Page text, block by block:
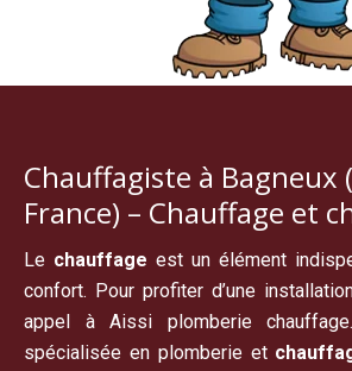
Chauffagiste à Bagneux
France) – Chauffage et
Le chauffage est un élément
confort. Pour profiter d’une
appel à Aissi plomberie
spécialisée en plomberie et